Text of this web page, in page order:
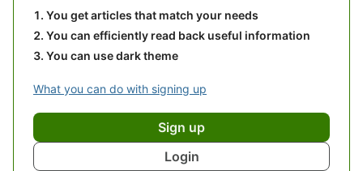
You get articles that match your needs
You can efficiently read back useful information
You can use dark theme
What you can do with signing up
Sign up
Login